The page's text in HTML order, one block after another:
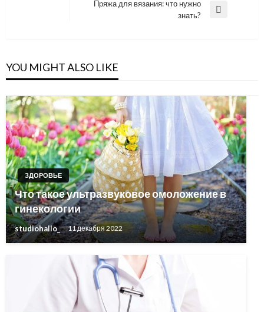
Пряжа для вязания: что нужно
знать?
YOU MIGHT ALSO LIKE
ЗДОРОВЬЕ
Что такое ультразвуковое омоложение в
гинекологии
studiohallo_ 11 декабря 2022